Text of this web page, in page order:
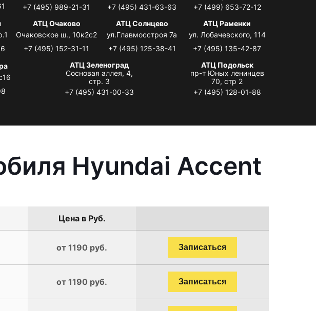
+7 (495) 989-21-31
+7 (495) 431-63-63
+7 (499) 653-72-12
АТЦ Очаково
Очаковское ш., 10к2с2
+7 (495) 152-31-11
АТЦ Солнцево
ул.Главмосстроя 7а
+7 (495) 125-38-41
АТЦ Раменки
ул. Лобачевского, 114
+7 (495) 135-42-87
АТЦ Зеленоград
Сосновая аллея, 4,
стр. 3
+7 (495) 431-00-33
АТЦ Подольск
пр-т Юных ленинцев
70, стр 2
+7 (495) 128-01-88
Hyundai Accent
Цена в Руб.
от 1190 руб. Записаться
от 1190 руб. Записаться